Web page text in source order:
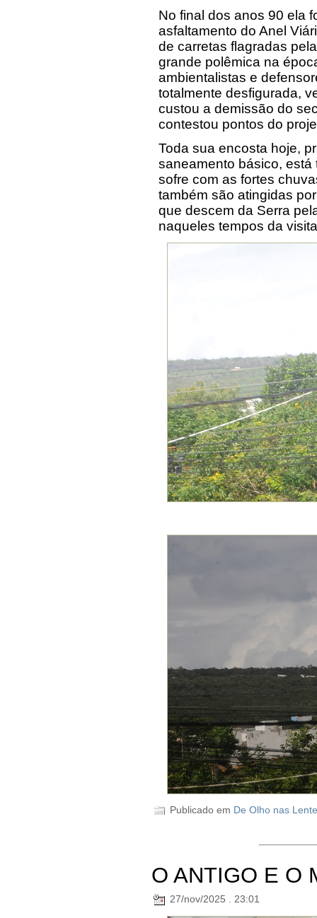
No final dos anos 90 ela
asfaltamento do Anel
de carretas flagradas
grande polêmica na
ambientalistas e
totalmente desfigurada,
custou a demissão do
contestou pontos do
Toda sua encosta hoje,
saneamento básico,
sofre com as fortes
também são atingidas
que descem da Serra
naqueles tempos da
Publicado em De Olho nas
O ANTIGO E O
27/nov/2025 . 23:01